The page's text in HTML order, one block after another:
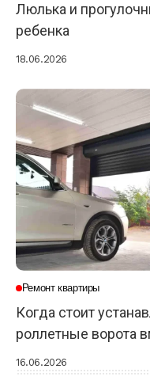
Люлька и
ребенка
18.06.2026
Ремонт квартиры
Когда стоит
роллетные ворота
16.06.2026